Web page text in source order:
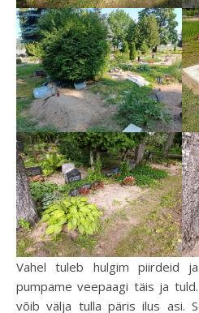
Vahel tuleb hulgim piirdeid
pumpame veepaagi täis ja
võib välja tulla päris ilus asi.